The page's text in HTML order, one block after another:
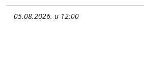
05.08.2026. u 12:00